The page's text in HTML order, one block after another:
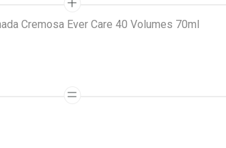
Cremosa Ever Care 40 Volumes 70ml